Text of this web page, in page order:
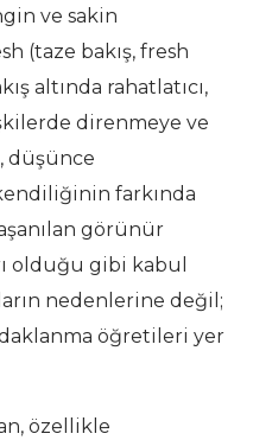
ve sakin
(taze bakış, fresh
altında rahatlatıcı,
direnmeye ve
düşünce
kendiliğinin farkında
görünür
olduğu gibi kabul
nedenlerine değil;
öğretileri yer
özellikle